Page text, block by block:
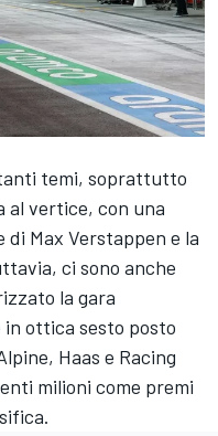
temi, soprattutto
al vertice, con una
Max Verstappen e la
ci sono anche
la gara
ottica sesto posto
Haas e Racing
milioni come premi